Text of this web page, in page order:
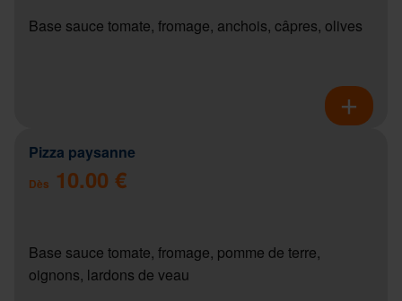
Base sauce tomate, fromage, anchois, câpres, olives
Pizza paysanne
Dès 10.00 €
Base sauce tomate, fromage, pomme de terre,
oignons, lardons de veau